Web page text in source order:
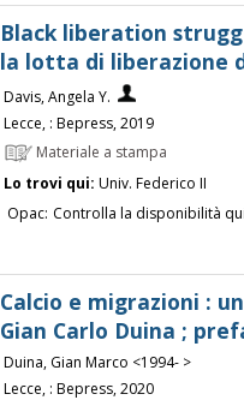
Black liberation
la lotta di liberazione
Davis, Angela Y.
Lecce, : Bepress, 2019
Materiale a stampa
Lo trovi qui: Univ. Federico II
Opac: Controlla la disponibilità
Calcio e migrazioni :
Gian Carlo Duina ;
Duina, Gian Marco <1994- >
Lecce, : Bepress, 2020